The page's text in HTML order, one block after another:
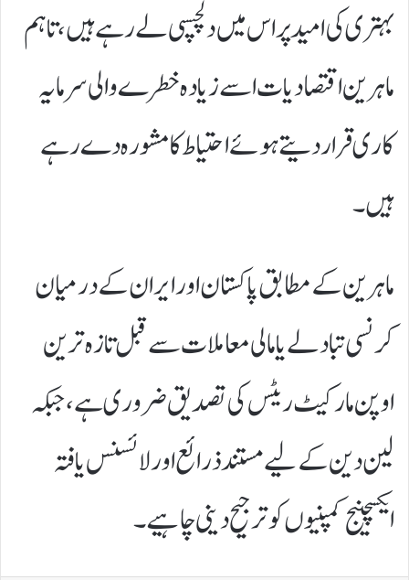
بہتری کی امید پر اس میں دلچسپی لے رہے ہیں، تاہم
ماہرین اقتصادیات اسے زیادہ خطرے والی سرمایہ
کاری قرار دیتے ہوئے احتیاط کا مشورہ دے رہے
ہیں۔
ماہرین کے مطابق پاکستان اور ایران کے درمیان
کرنسی تبادلے یا مالی معاملات سے قبل تازہ ترین
اوپن مارکیٹ ریٹس کی تصدیق ضروری ہے، جبکہ
لین دین کے لیے مستند ذرائع اور لائسنس یافتہ
ایکسچینج کمپنیوں کو ترجیح دینی چاہیے۔